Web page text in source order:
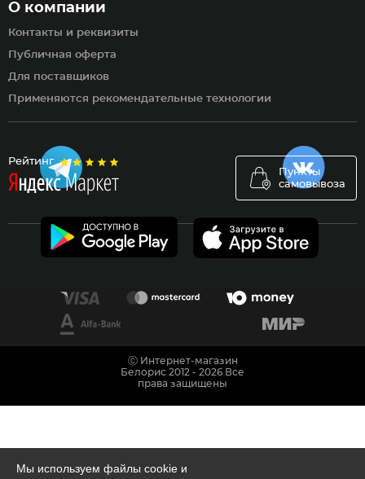
Рейтинг
Пункты
самовывоза
О компании
Контакты и реквизиты
Публичная оферта
Для поставщиков
Применяются рекомендательные технологии
Мы используем файлы cookie и
Ⓒ Интернет-магазин
Белорис 2012 - 2026 Все
права защищены